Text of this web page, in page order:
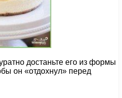
достаньте его из формы
он «отдохнул» перед